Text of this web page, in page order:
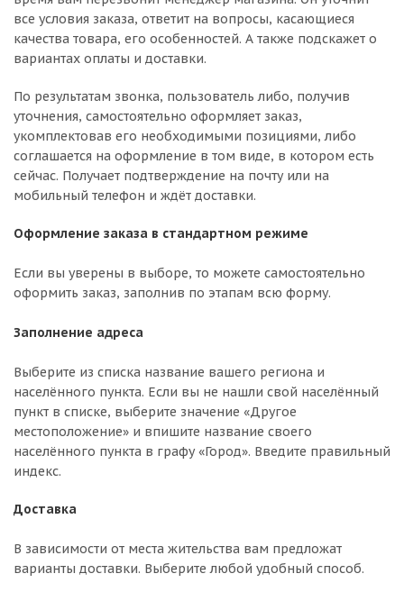
все условия заказа, ответит на вопросы, касающиеся
качества товара, его особенностей. А также подскажет о
вариантах оплаты и доставки.
По результатам звонка, пользователь либо, получив
уточнения, самостоятельно оформляет заказ,
укомплектовав его необходимыми позициями, либо
соглашается на оформление в том виде, в котором есть
сейчас. Получает подтверждение на почту или на
мобильный телефон и ждёт доставки.
Оформление заказа в стандартном режиме
Если вы уверены в выборе, то можете самостоятельно
оформить заказ, заполнив по этапам всю форму.
Заполнение адреса
Выберите из списка название вашего региона и
населённого пункта. Если вы не нашли свой населённый
пункт в списке, выберите значение «Другое
местоположение» и впишите название своего
населённого пункта в графу «Город». Введите правильный
индекс.
Доставка
В зависимости от места жительства вам предложат
варианты доставки. Выберите любой удобный способ.